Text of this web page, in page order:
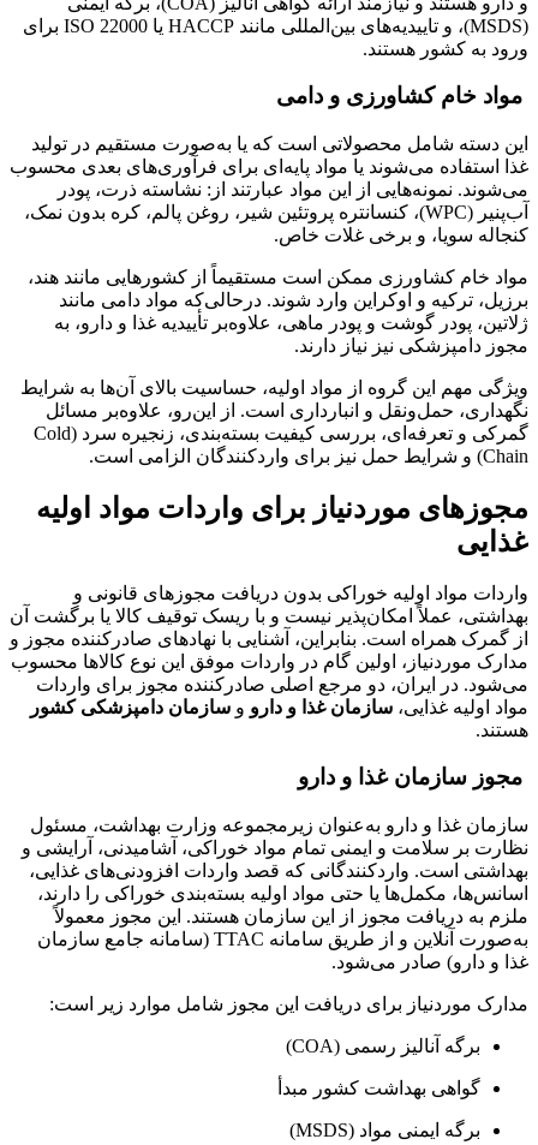
(MSDS)، و تاییدیه‌های بین‌المللی مانند HACCP یا ISO 22000 برای
ورود به کشور هستند.
مواد خام کشاورزی و دامی
این دسته شامل محصولاتی است که یا به‌صورت مستقیم در تولید
غذا استفاده می‌شوند یا مواد پایه‌ای برای فرآوری‌های بعدی محسوب
می‌شوند. نمونه‌هایی از این مواد عبارتند از: نشاسته ذرت، پودر
آب‌پنیر (WPC)، کنسانتره پروتئین شیر، روغن پالم، کره بدون نمک،
کنجاله سویا، و برخی غلات خاص.
مواد خام کشاورزی ممکن است مستقیماً از کشورهایی مانند هند،
برزیل، ترکیه و اوکراین وارد شوند. درحالی‌که مواد دامی مانند
ژلاتین، پودر گوشت و پودر ماهی، علاوه‌بر تأییدیه غذا و دارو، به
مجوز دامپزشکی نیز نیاز دارند.
ویژگی مهم این گروه از مواد اولیه، حساسیت بالای آن‌ها به شرایط
نگهداری، حمل‌ونقل و انبارداری است. از این‌رو، علاوه‌بر مسائل
گمرکی و تعرفه‌ای، بررسی کیفیت بسته‌بندی، زنجیره سرد (Cold
Chain) و شرایط حمل نیز برای واردکنندگان الزامی است.
مجوزهای موردنیاز برای واردات مواد اولیه
غذایی
واردات مواد اولیه خوراکی بدون دریافت مجوزهای قانونی و
بهداشتی، عملاً امکان‌پذیر نیست و با ریسک توقیف کالا یا برگشت آن
از گمرک همراه است. بنابراین، آشنایی با نهادهای صادرکننده مجوز و
مدارک موردنیاز، اولین گام در واردات موفق این نوع کالاها محسوب
می‌شود. در ایران، دو مرجع اصلی صادرکننده مجوز برای واردات
مواد اولیه غذایی، سازمان غذا و دارو و سازمان دامپزشکی کشور
هستند.
مجوز سازمان غذا و دارو
سازمان غذا و دارو به‌عنوان زیرمجموعه وزارت بهداشت، مسئول
نظارت بر سلامت و ایمنی تمام مواد خوراکی، آشامیدنی، آرایشی و
بهداشتی است. واردکنندگانی که قصد واردات افزودنی‌های غذایی،
اسانس‌ها، مکمل‌ها یا حتی مواد اولیه بسته‌بندی خوراکی را دارند،
ملزم به دریافت مجوز از این سازمان هستند. این مجوز معمولاً
به‌صورت آنلاین و از طریق سامانه TTAC (سامانه جامع سازمان
غذا و دارو) صادر می‌شود.
مدارک موردنیاز برای دریافت این مجوز شامل موارد زیر است:
برگه آنالیز رسمی (COA)
گواهی بهداشت کشور مبدأ
برگه ایمنی مواد (MSDS)